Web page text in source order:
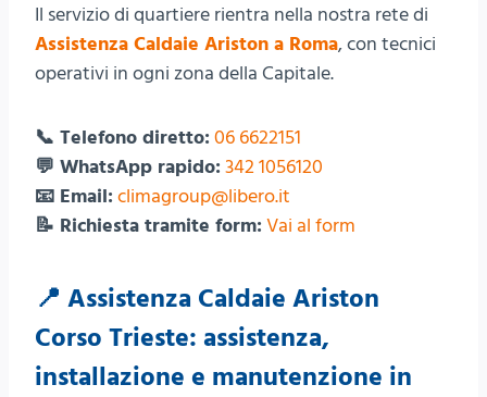
Il servizio di quartiere rientra nella nostra rete di
Assistenza Caldaie Ariston a Roma, con tecnici
operativi in ogni zona della Capitale.
📞 Telefono diretto: 06 6622151
💬 WhatsApp rapido: 342 1056120
📧 Email: climagroup@libero.it
📝 Richiesta tramite form: Vai al form
📍 Assistenza Caldaie Ariston
Corso Trieste: assistenza,
installazione e manutenzione in